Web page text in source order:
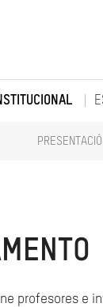
profesores e